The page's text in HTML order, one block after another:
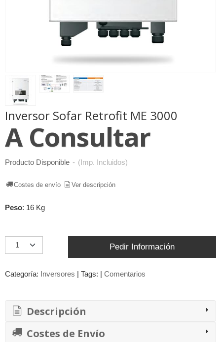
Inversor Sofar Retrofit ME 3000
A Consultar
Producto Disponible - (Imp. Incluidos)
Costes de envío Ver descripción
Peso: 16 Kg
Pedir Información
Categoría: Inversores | Tags: | Comentarios
Descripción
Costes de Envío